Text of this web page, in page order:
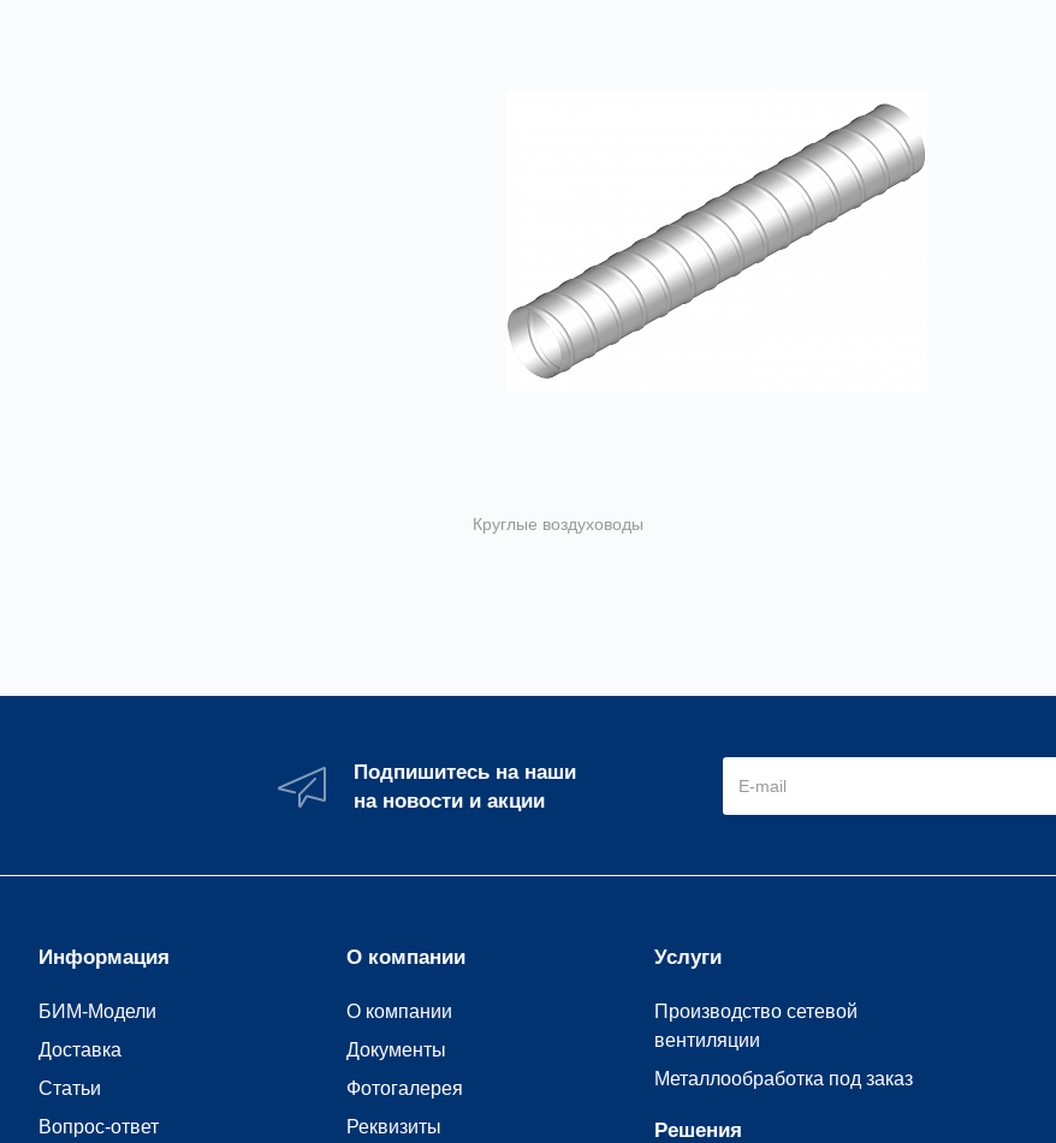
Круглые воздуховоды
Подпишитесь на наши
на новости и акции
Информация
БИМ-Модели
Доставка
Статьи
Вопрос-ответ
О компании
О компании
Документы
Фотогалерея
Реквизиты
Услуги
Производство сетевой
вентиляции
Металлообработка под заказ
Решения